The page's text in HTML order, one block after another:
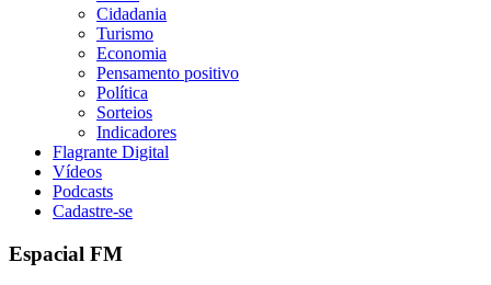
Cidadania
Turismo
Economia
Pensamento positivo
Política
Sorteios
Indicadores
Flagrante Digital
Vídeos
Podcasts
Cadastre-se
Espacial FM